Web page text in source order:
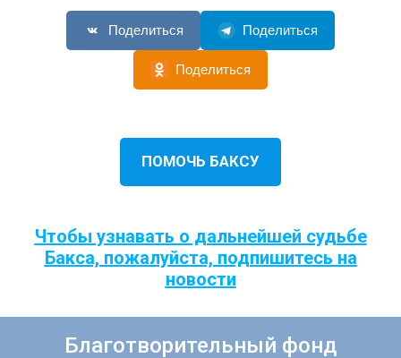
Поделиться Поделиться
Поделиться
ПОМОЧЬ БАКСУ
Чтобы узнавать о дальнейшей судьбе
Бакса, пожалуйста, подпишитесь на
новости
Благотворительный фонд